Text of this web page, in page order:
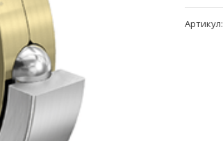
Артикул: